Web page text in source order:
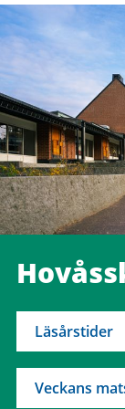
Läsårstider
Veckans